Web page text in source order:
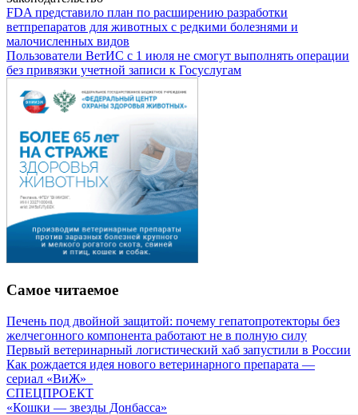
FDA представило план по расширению разработки
ветпрепаратов для животных с редкими болезнями и
малочисленных видов
Пользователи ВетИС с 1 июля не смогут выполнять операции
без привязки учетной записи к Госуслугам
Самое читаемое
Печень под двойной защитой: почему гепатопротекторы без
желчегонного компонента работают не в полную силу
Первый ветеринарный логистический хаб запустили в России
Как рождается идея нового ветеринарного препарата —
сериал «ВиЖ»
СПЕЦПРОЕКТ
«Кошки — звезды Донбасса»